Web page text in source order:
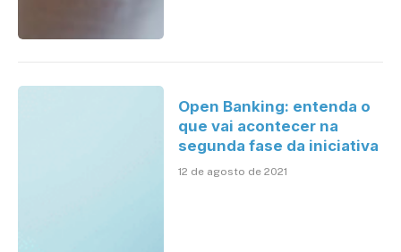
Open Banking: entenda o
que vai acontecer na
segunda fase da iniciativa
12 de agosto de 2021